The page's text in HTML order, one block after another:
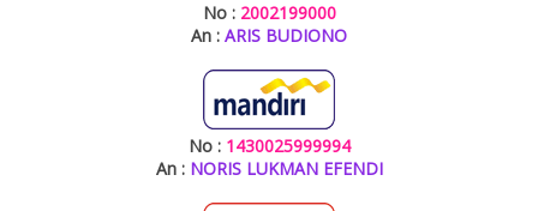
No : 2002199000
An : ARIS BUDIONO
No : 1430025999994
An : NORIS LUKMAN EFENDI